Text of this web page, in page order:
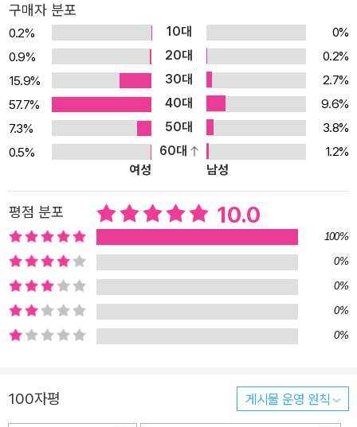
구매자 분포
0.2% 10대
0%
0.9%
20대
0.2%
15.9%
30대
2.7%
57.7%
40대
9.6%
7.3%
50대
3.8%
0.5%
60대
1.2%
여성
남성
평점 분포 10.0
100%
0%
0%
0%
0%
100자평 게시물 운영 원칙